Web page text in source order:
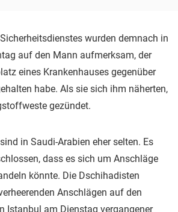
wurden demnach in
auf den Mann aufmerksam, der
eines Krankenhauses gegenüber
habe. Als sie sich ihm näherten,
gezündet.
in Saudi-Arabien eher selten. Es
dass es sich um Anschläge
könnte. Die Dschihadisten
Anschlägen auf den
Istanbul am Dienstag vergangener